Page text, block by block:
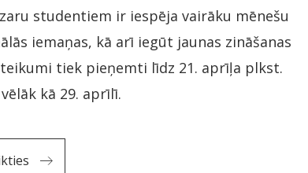
studentiem ir iespēja vairāku mēnešu
iemaņas, kā arī iegūt jaunas zināšanas
tiek pieņemti līdz 21. aprīļa plkst.
kā 29. aprīlī.